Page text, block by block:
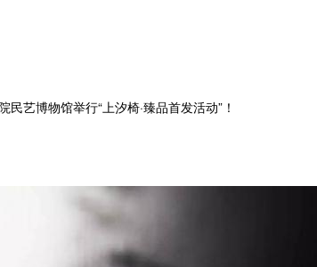
博物馆举行“上汐椅·臻品首发活动”！